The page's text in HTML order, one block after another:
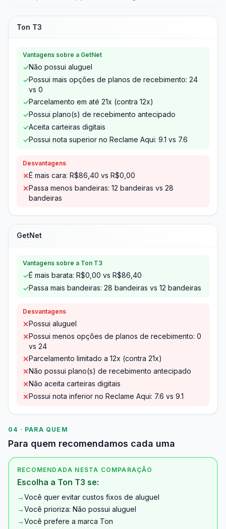
Ton T3
Vantagens sobre a GetNet
✓Não possui aluguel
✓Possui mais opções de planos de recebimento: 24
vs 0
✓Parcelamento em até 21x (contra 12x)
✓Possui plano(s) de recebimento antecipado
✓Aceita carteiras digitais
✓Possui nota superior no Reclame Aqui: 9.1 vs 7.6
Desvantagens
✕É mais cara: R$86,40 vs R$0,00
✕Passa menos bandeiras: 12 bandeiras vs 28
bandeiras
GetNet
Vantagens sobre a Ton T3
✓É mais barata: R$0,00 vs R$86,40
✓Passa mais bandeiras: 28 bandeiras vs 12 bandeiras
Desvantagens
✕Possui aluguel
✕Possui menos opções de planos de recebimento: 0
vs 24
✕Parcelamento limitado a 12x (contra 21x)
✕Não possui plano(s) de recebimento antecipado
✕Não aceita carteiras digitais
✕Possui nota inferior no Reclame Aqui: 7.6 vs 9.1
04 · PARA QUEM
Para quem recomendamos cada uma
RECOMENDADA NESTA COMPARAÇÃO
Escolha a Ton T3 se:
→Você quer evitar custos fixos de aluguel
→Você prioriza: Não possui aluguel
→Você prefere a marca Ton